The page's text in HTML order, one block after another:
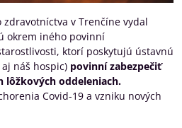
v Trenčíne vydal
okrem iného povinní
ktorí poskytujú ústavnú
náš hospic) povinní zabezpečiť
lôžkových oddeleniach.
Covid-19 a vzniku nových